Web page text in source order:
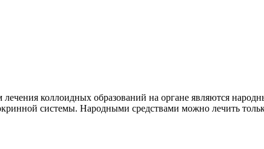
коллоидных образований на органе являются
системы. Народными средствами можно лечить